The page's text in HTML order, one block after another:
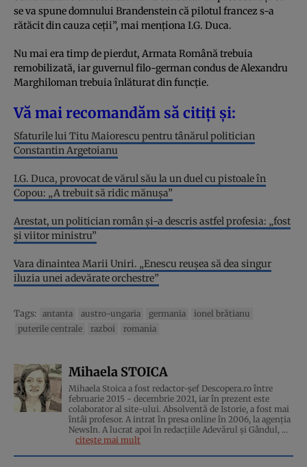
se va spune domnului Brandenstein că pilotul francez s-a
rătăcit din cauza ceții”, mai menționa I.G. Duca.
Nu mai era timp de pierdut, Armata Română trebuia
remobilizată, iar guvernul filo-german condus de Alexandru
Marghiloman trebuia înlăturat din funcție.
Vă mai recomandăm să citiți și:
Sfaturile lui Titu Maiorescu pentru tânărul politician
Constantin Argetoianu
I.G. Duca, provocat de vărul său la un duel cu pistoale în
Copou: „A trebuit să ridic mănușa”
Arestat, un politician român și-a descris astfel profesia: „fost
și viitor ministru”
Vara dinaintea Marii Uniri. „Enescu reușea să dea singur
iluzia unei adevărate orchestre”
Tags: antanta austro-ungaria germania
ionel brătianu
puterile centrale
razboi romania
Mihaela STOICA
Mihaela Stoica a fost redactor-șef Descopera.ro între
februarie 2015 - decembrie 2021, iar în prezent este
colaborator al site-ului. Absolventă de Istorie, a fost mai
întâi profesor. A intrat în presa online în 2006, la agenţia
NewsIn. A lucrat apoi în redacţiile Adevărul şi Gândul, ...
citește mai mult